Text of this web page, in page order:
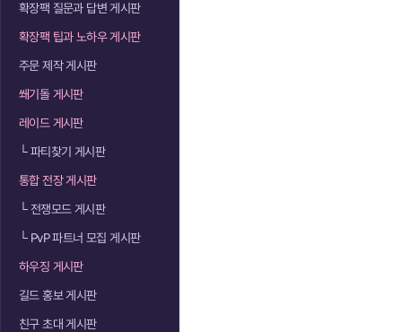
확장팩 질문과 답변 게시판
확장팩 팁과 노하우 게시판
주문 제작 게시판
쐐기돌 게시판
레이드 게시판
└파티찾기 게시판
통합 전장 게시판
└전쟁모드 게시판
└PvP 파트너 모집 게시판
하우징 게시판
길드 홍보 게시판
친구 초대 게시판